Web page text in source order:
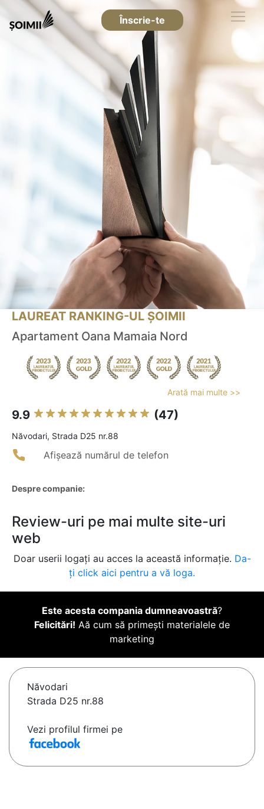
Înscrie-te
LAUREAT RANKING-UL ȘOIMII
Apartament Oana Mamaia Nord
Arată mai multe >>
9.9 (47)
Năvodari, Strada D25 nr.88
Afișează numărul de telefon
Despre companie:
Review-uri pe mai multe site-uri
web
Doar userii logați au acces la această informație. Da-
ți click aici pentru a vă loga.
Este acesta compania dumneavoastră?
Felicitări! Aă cum să primești materialele de
marketing
Năvodari
Strada D25 nr.88
Vezi profilul firmei pe